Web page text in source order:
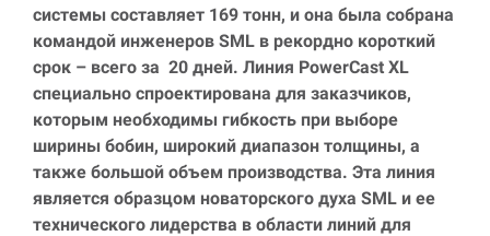
системы составляет 169 тонн, и она была собрана
командой инженеров SML в рекордно короткий
срок – всего за 20 дней. Линия PowerCast XL
специально спроектирована для заказчиков,
которым необходимы гибкость при выборе
ширины бобин, широкий диапазон толщины, а
также большой объем производства. Эта линия
является образцом новаторского духа SML и ее
технического лидерства в области линий для